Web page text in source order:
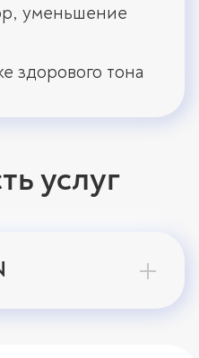
уменьшение
здорового тона
услуг